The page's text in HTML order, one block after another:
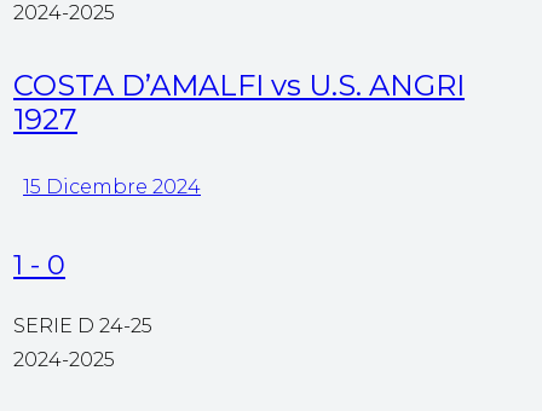
2024-2025
COSTA D’AMALFI vs U.S. ANGRI
1927
15 Dicembre 2024
1 - 0
SERIE D 24-25
2024-2025